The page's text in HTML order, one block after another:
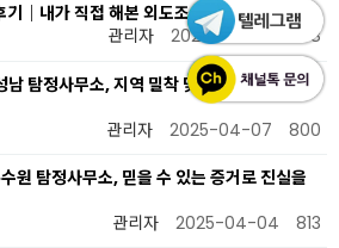
기｜내가 직접 해본 외도조사 비용 공개
관리자
2025-04-28 1148
남 탐정사무소, 지역 밀착 맞춤 수사로 진실을
관리자
2025-04-07 800
원 탐정사무소, 믿을 수 있는 증거로 진실을
관리자
2025-04-04 813